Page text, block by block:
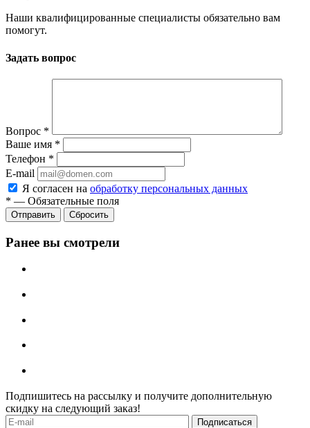
Наши квалифицированные специалисты обязательно вам
помогут.
Задать вопрос
Вопрос *
Ваше имя *
Телефон *
E-mail
Я согласен на обработку персональных данных
* — Обязательные поля
Отправить Сбросить
Ранее вы смотрели
Подпишитесь на рассылку и получите дополнительную
скидку на следующий заказ!